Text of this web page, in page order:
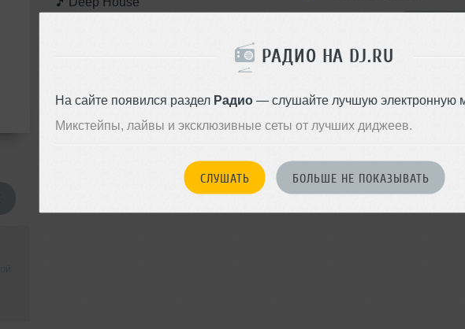
РАДИО НА DJ.RU
На сайте появился раздел Радио— слушайте лучшую электронную
Микстейпы, лайвы и эксклюзивные сеты от лучших диджеев.
СЛУШАТЬ БОЛЬШЕ НЕ ПОКАЗЫВАТЬ